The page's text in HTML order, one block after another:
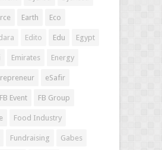
Earth Eco
Edito Edu Egypt
Emirates Energy
eSafir
FB Event FB Group
Food Industry
Fundraising Gabes